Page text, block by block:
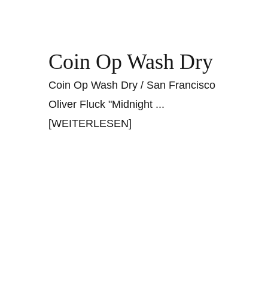
Coin Op Wash Dry
Coin Op Wash Dry / San Francisco
Oliver Fluck "Midnight ...
[WEITERLESEN]